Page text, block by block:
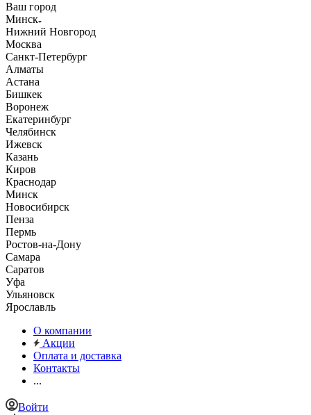
Ваш город
Минск
Нижний Новгород
Москва
Санкт-Петербург
Алматы
Астана
Бишкек
Воронеж
Екатеринбург
Челябинск
Ижевск
Казань
Киров
Краснодар
Минск
Новосибирск
Пенза
Пермь
Ростов-на-Дону
Самара
Саратов
Уфа
Ульяновск
Ярославль
О компании
Акции
Оплата и доставка
Контакты
...
Войти